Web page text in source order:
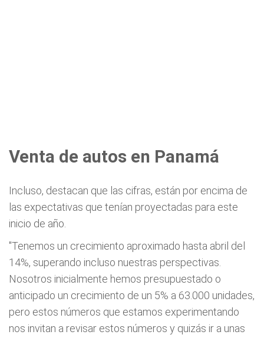
Venta de autos en Panamá
Incluso, destacan que las cifras, están por encima de
las expectativas que tenían proyectadas para este
inicio de año.
"Tenemos un crecimiento aproximado hasta abril del
14%, superando incluso nuestras perspectivas.
Nosotros inicialmente hemos presupuestado o
anticipado un crecimiento de un 5% a 63.000 unidades,
pero estos números que estamos experimentando
nos invitan a revisar estos números y quizás ir a unas